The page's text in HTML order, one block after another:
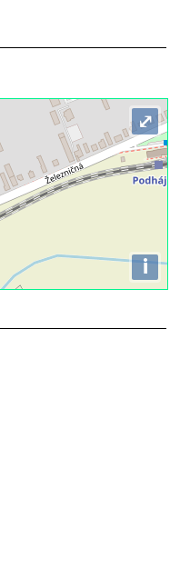
i
⤢